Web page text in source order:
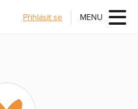
Přihlásit se MENU